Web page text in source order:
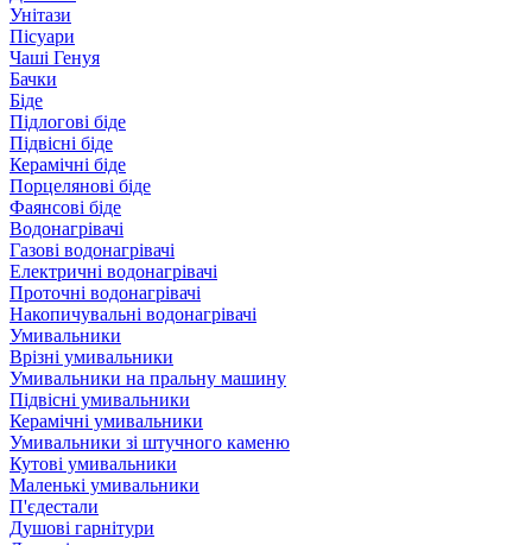
Унітази
Пісуари
Чаші Генуя
Бачки
Біде
Підлогові біде
Підвісні біде
Керамічні біде
Порцелянові біде
Фаянсові біде
Водонагрівачі
Газові водонагрівачі
Електричні водонагрівачі
Проточні водонагрівачі
Накопичувальні водонагрівачі
Умивальники
Врізні умивальники
Умивальники на пральну машину
Підвісні умивальники
Керамічні умивальники
Умивальники зі штучного каменю
Кутові умивальники
Маленькі умивальники
П'єдестали
Душові гарнітури